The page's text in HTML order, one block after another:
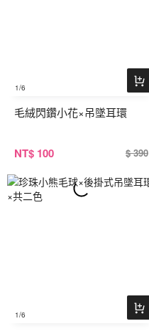
1/6
毛絨閃鑽小花×吊墜耳環
NT$ 100 $ 390
1/6